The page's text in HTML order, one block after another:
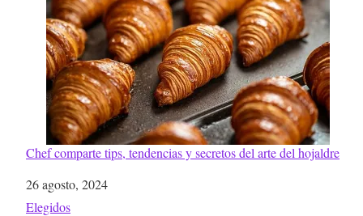
Chef comparte tips, tendencias y secretos del arte del hojaldre
Fecha
26 agosto, 2024
Respecto a
Elegidos